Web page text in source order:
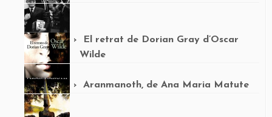
El retrat de Dorian Gray d’Oscar
Wilde
Aranmanoth, de Ana Maria Matute